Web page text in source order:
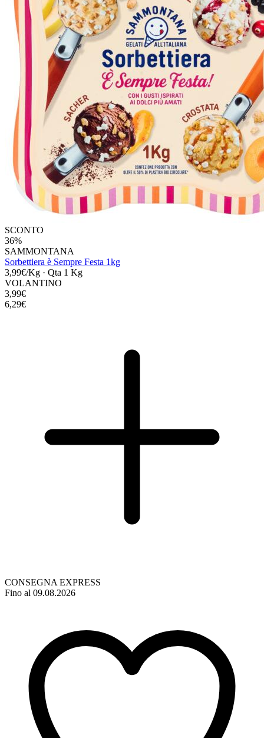
SCONTO
36%
SAMMONTANA
Sorbettiera è Sempre Festa 1kg
3,99€/Kg · Qta 1 Kg
VOLANTINO
3,99€
6,29€
CONSEGNA EXPRESS
Fino al 09.08.2026